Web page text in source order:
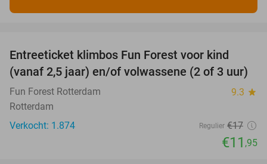
Entreeticket klimbos Fun Forest voor kind
(vanaf 2,5 jaar) en/of volwassene (2 of 3 uur)
Fun Forest Rotterdam 9.3 star
Rotterdam
Verkocht: 1.874
Regulier €17
€11 ,95